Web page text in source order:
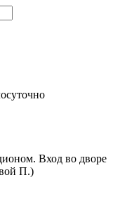
Вход во дворе
П.)